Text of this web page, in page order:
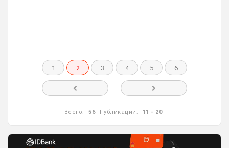
1 2 3 4 5 6
Всего: 56 Публикации: 11 - 20